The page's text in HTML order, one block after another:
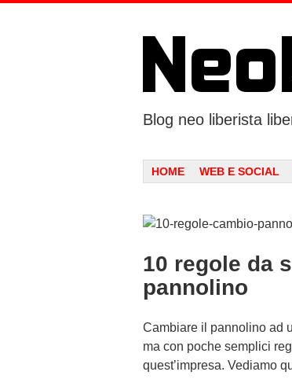
Blog neo liberista
Menu
SKIP TO CONTENT
HOME WEB E SOCIAL
10 regole da
pannolino
Cambiare il pannolino ad
ma con poche semplici
quest’impresa. Vediamo